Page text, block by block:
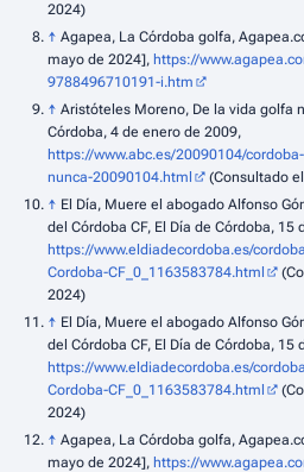
2024)
↑ Agapea, La Córdoba golfa,
mayo de 2024], https://
9788496710191-i.htm
↑ Aristóteles Moreno, De la vida golfa
Córdoba, 4 de enero de 2009,
https://www.abc.es/20090104/
nunca-20090104.html
(Consultado
↑ El Día, Muere el abogado Alfonso
del Córdoba CF, El Día de Córdoba, 15
https://www.eldiadecordoba.es/
Cordoba-CF_0_1163583784.html
2024)
↑ El Día, Muere el abogado Alfonso
del Córdoba CF, El Día de Córdoba, 15
https://www.eldiadecordoba.es/
Cordoba-CF_0_1163583784.html
2024)
↑ Agapea, La Córdoba golfa,
mayo de 2024], https://